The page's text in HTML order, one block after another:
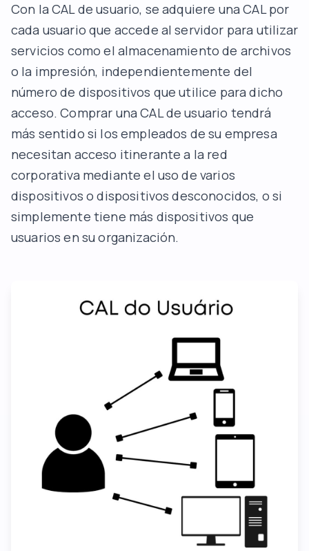
Con la CAL de usuario, se adquiere una CAL por
cada usuario que accede al servidor para utilizar
servicios como el almacenamiento de archivos
o la impresión, independientemente del
número de dispositivos que utilice para dicho
acceso. Comprar una CAL de usuario tendrá
más sentido si los empleados de su empresa
necesitan acceso itinerante a la red
corporativa mediante el uso de varios
dispositivos o dispositivos desconocidos, o si
simplemente tiene más dispositivos que
usuarios en su organización.